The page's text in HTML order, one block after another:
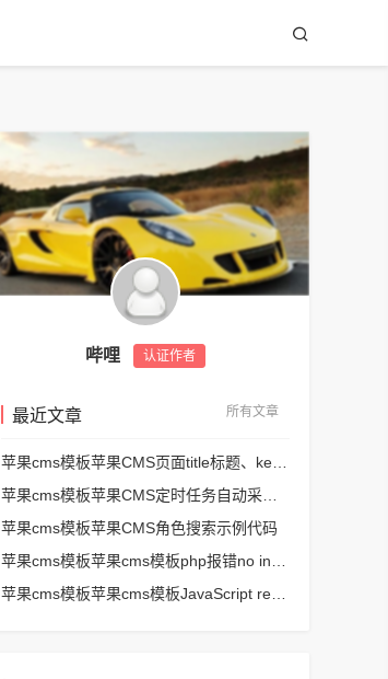
哔哩 认证作者
最近文章 所有文章
苹果cms模板苹果CMS角色搜索示例代码